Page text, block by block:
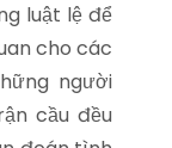
luật lệ để
cho các
người
cầu đều